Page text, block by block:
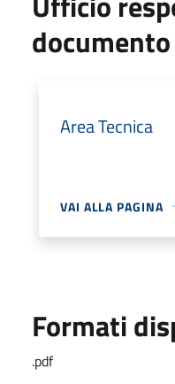
documento
Area Tecnica
VAI ALLA PAGINA
Formati
.pdf